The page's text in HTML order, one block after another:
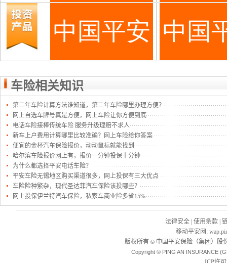
车险相关知识
第二年车险计算方法谁知道，第二年车险哪里办理方便？
网上自选车牌号真是方便，网上车险让你方便到底
电话车险接棒传统车险 服务升级理赔不求人
新车上户费用计算哪里比较准确？网上车险给你答案
便宜的金杯汽车保险报价，动动鼠标就能找到
哈尔滨车险报价网上有，报价一分钟投保十分钟
为什么都选择平安电话车险？
平安车险无锡地区购买渠道很多，网上投保有三大优点
车险险种繁杂，现代圣达菲汽车保险该投哪些？
网上投保伊兰特汽车保险，私家车商业险多省15%
法律安全 使用条款
移动平安网 :
版权所有 ©中国平安保险（集团）股
Copyright © PING AN INSURANCE